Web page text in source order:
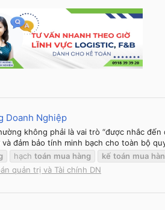
Doanh Nghiệp
không phải là vai trò “được nhắc
đảm bảo tính minh bạch cho toàn bộ
hạch toán mua hàng kế toán mua
quản trị và Tài chính DN